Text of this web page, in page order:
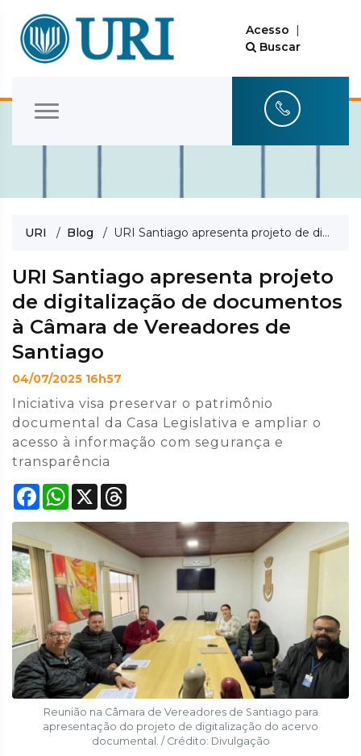
Acesso |
Buscar
URI / Blog / URI Santiago apresenta projeto de digitalização de documentos à Câmara de Vereadores de Santiago
URI Santiago apresenta projeto
de digitalização de documentos
à Câmara de Vereadores de
Santiago
04/07/2025 16h57
Iniciativa visa preservar o patrimônio
documental da Casa Legislativa e ampliar o
acesso à informação com segurança e
transparência
Facebook
WhatsApp
X Threads
Reunião na Câmara de Vereadores de Santiago para
apresentação do projeto de digitalização do acervo
documental. / Crédito: Divulgação